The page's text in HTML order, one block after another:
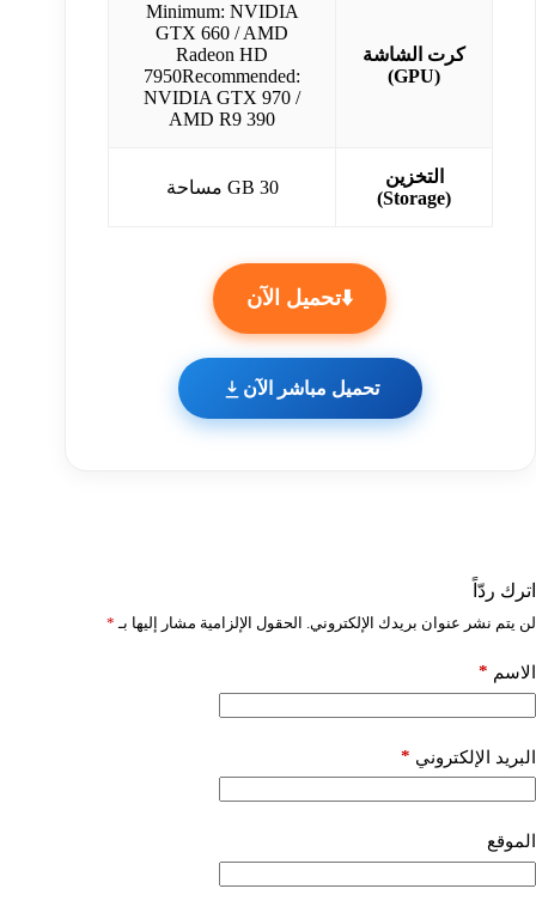
كرت الشاشة
(GPU)
Minimum: NVIDIA
GTX 660 / AMD
Radeon HD
7950Recommended:
NVIDIA GTX 970 /
AMD R9 390
التخزين
(Storage)
30 GB مساحة
⬇️تحميل الآن
تحميل مباشر الآن
اترك ردّاً
لن يتم نشر عنوان بريدك الإلكتروني. الحقول الإلزامية مشار إليها بـ *
الاسم *
البريد الإلكتروني *
الموقع